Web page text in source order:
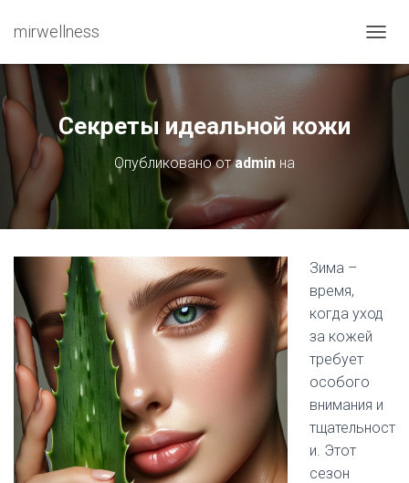
mirwellness
Секреты идеальной кожи
Опубликовано отadmin на
Зима –
время,
когда уход
за кожей
требует
особого
внимания и
тщательност
и. Этот
сезон